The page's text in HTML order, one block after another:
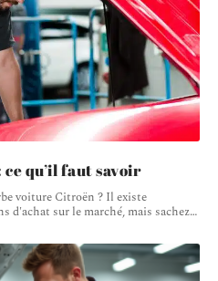
qu’il faut savoir
voiture Citroën ? Il existe
d'achat sur le marché, mais sachez…